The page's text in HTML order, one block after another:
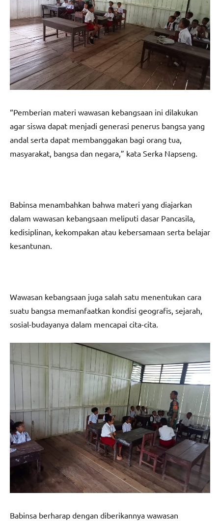
“Pemberian materi wawasan kebangsaan ini dilakukan
agar siswa dapat menjadi generasi penerus bangsa yang
andal serta dapat membanggakan bagi orang tua,
masyarakat, bangsa dan negara,” kata Serka Napseng.
Babinsa menambahkan bahwa materi yang diajarkan
dalam wawasan kebangsaan meliputi dasar Pancasila,
kedisiplinan, kekompakan atau kebersamaan serta belajar
kesantunan.
Wawasan kebangsaan juga salah satu menentukan cara
suatu bangsa memanfaatkan kondisi geografis, sejarah,
sosial-budayanya dalam mencapai cita-cita.
Babinsa berharap dengan diberikannya wawasan